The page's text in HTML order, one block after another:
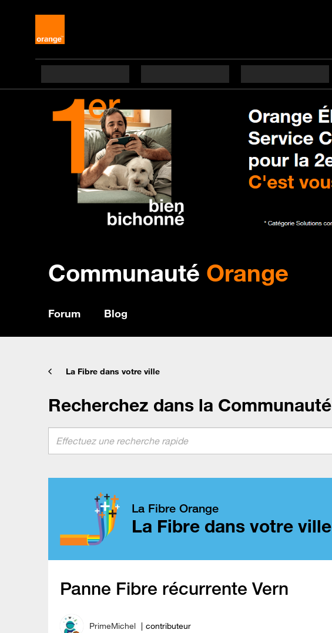
Communauté Orange
Forum Blog
La Fibre dans votre ville
Recherchez dans la Communauté
La Fibre Orange
La Fibre dans votre ville
Panne Fibre récurrente Vern
PrimeMichel contributeur